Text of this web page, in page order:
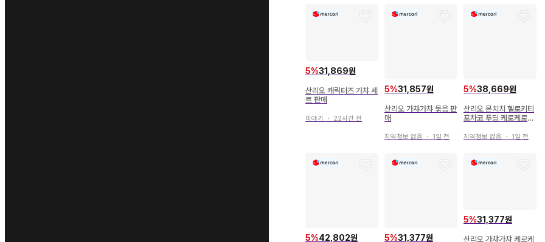
5%31,869원
산리오 캐릭터즈 가챠 세
트 판매
미야기 ・ 22시간 전
5%31,857원
산리오 가챠가챠 묶음 판
매
지역정보 없음 ・ 1일 전
5%38,669원
산리오 몬치치 헬로키티
포차코 푸딩 케로케로케
지역정보 없음 ・ 1일 전
5%42,802원 5%31,377원
5%31,377원
산리오 가챠가챠 케로케